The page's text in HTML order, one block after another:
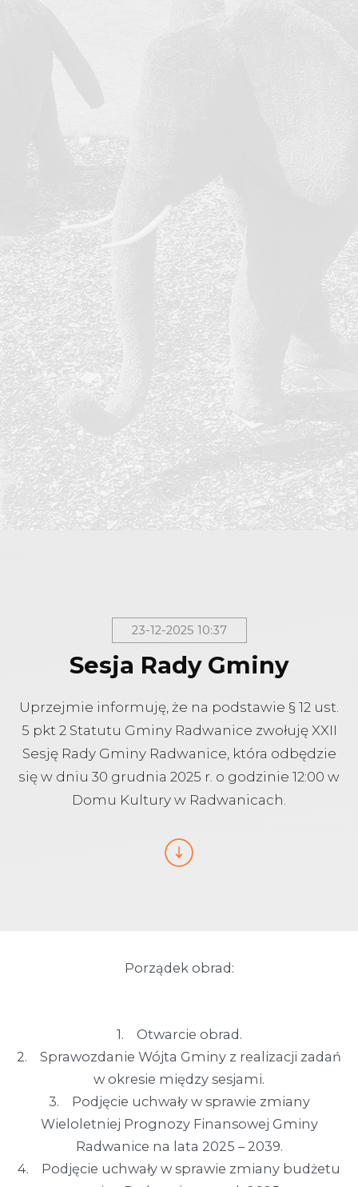
23-12-2025 10:37
Sesja Rady Gminy
Uprzejmie informuję, że na podstawie § 12 ust.
5 pkt 2 Statutu Gminy Radwanice zwołuję XXII
Sesję Rady Gminy Radwanice, która odbędzie
się w dniu 30 grudnia 2025 r. o godzinie 12:00 w
Domu Kultury w Radwanicach.
Porządek obrad:
1. Otwarcie obrad.
2. Sprawozdanie Wójta Gminy z realizacji zadań
w okresie między sesjami.
3. Podjęcie uchwały w sprawie zmiany
Wieloletniej Prognozy Finansowej Gminy
Radwanice na lata 2025 – 2039.
4. Podjęcie uchwały w sprawie zmiany budżetu